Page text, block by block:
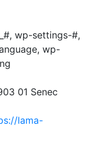
wp-settings-#,
wp-
01 Senec
lama-